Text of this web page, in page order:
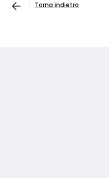
Torna indietro